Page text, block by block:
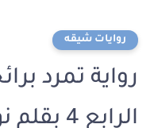
روايات شيقه
رواية تمرد
الرابع 4 بقلم نون